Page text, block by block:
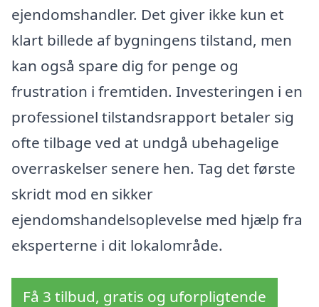
ejendomshandler. Det giver ikke kun et
klart billede af bygningens tilstand, men
kan også spare dig for penge og
frustration i fremtiden. Investeringen i en
professionel tilstandsrapport betaler sig
ofte tilbage ved at undgå ubehagelige
overraskelser senere hen. Tag det første
skridt mod en sikker
ejendomshandelsoplevelse med hjælp fra
eksperterne i dit lokalområde.
Få 3 tilbud, gratis og uforpligtende